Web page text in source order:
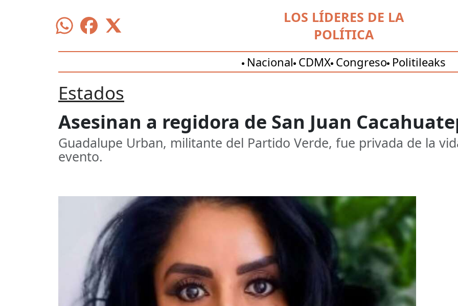
LOS LÍDERES DE LA
POLÍTICA
Nacional CDMX Congreso Politileaks
Estados
Asesinan a regidora de San Juan
Guadalupe Urban, militante del Partido Verde, fue privada de la
evento.